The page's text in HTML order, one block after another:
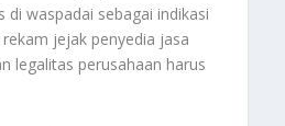
di waspadai sebagai indikasi
jejak penyedia jasa
legalitas perusahaan harus